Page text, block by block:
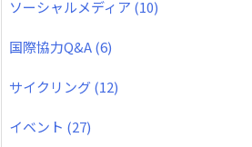
ソーシャルメディア (10)
国際協力Q&A(6)
サイクリング(12)
イベント (27)